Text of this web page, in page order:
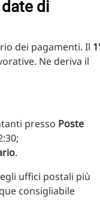
di
dei pagamenti. Il
Ne deriva il
presso Poste
.
uffici postali più
consigliabile